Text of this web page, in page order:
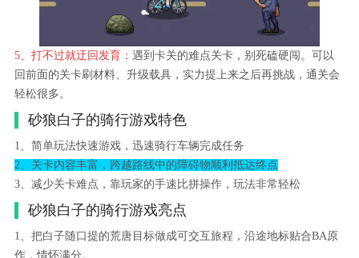
5、打不过就迂回发育： 遇到卡关的难点关卡，别死磕硬闯。可以
回前面的关卡刷材料、升级载具，实力提上来之后再挑战，通关会
轻松很多。
砂狼白子的骑行游戏特色
1、简单玩法快速游戏，迅速骑行车辆完成任务
2、关卡内容丰富，跨越路线中的障碍物顺利抵达终点
3、减少关卡难点，靠玩家的手速比拼操作，玩法非常轻松
砂狼白子的骑行游戏亮点
1、把白子随口提的荒唐目标做成可交互旅程，沿途地标贴合BA原
作，情怀满分。